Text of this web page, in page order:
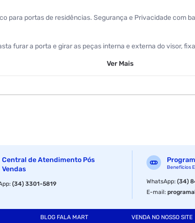
para portas de residências. Segurança e Privacidade com
furar a porta e girar as peças interna e externa do visor,
Ver Mais
Central de Atendimento Pós
Vendas
:(34) 3301-5819
Benefícios
WhatsApp:(34)
E-mail:
BLOG FALA MART VENDA NO NOSSO SITE